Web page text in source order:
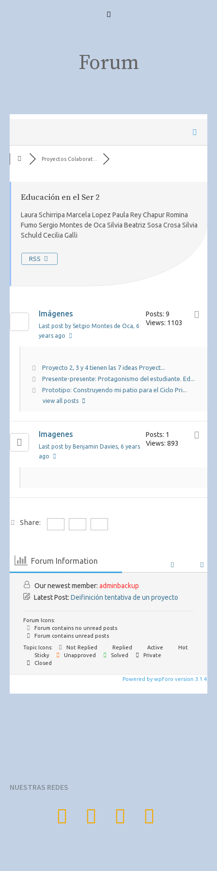
Forum
Proyectos Colaborat...
Educación en el Ser 2
Laura Schirripa Marcela Lopez Paula Rey Chapur Romina
Fumo Sergio Montes de Oca Silvia Beatriz Sosa Crosa Silvia
Schuld Cecilia Galli
RSS
Imágenes
Last post by Setgio Montes de Oca, 6
years ago
Posts: 9
Views: 1103
Proyecto 2, 3 y 4 tienen las 7 ideas Proyect...
Presente-presente: Protagonismo del estudiante. Ed...
Prototipo: Construyendo mi patio para el Ciclo Pri...
view all posts
Imagenes
Last post by Benjamin Davies, 6 years
ago
Posts: 1
Views: 893
Share:
Forum Information
Our newest member: adminbackup
Latest Post: Deifinición tentativa de un proyecto
Forum Icons:
Forum contains no unread posts
Forum contains unread posts
Topic Icons:
Not Replied Replied Active
Hot
Sticky
Unapproved Solved
Private
Closed
Powered by wpForo version 3.1.4
NUESTRAS REDES